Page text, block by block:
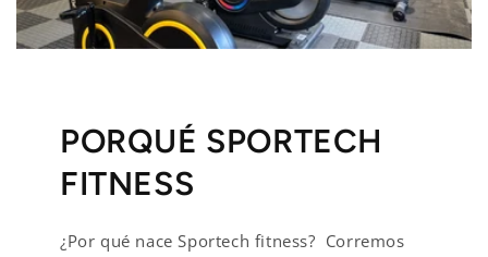
PORQUÉ SPORTECH
FITNESS
¿Por qué nace Sportech fitness? Corremos